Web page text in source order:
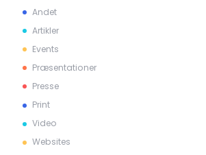
Andet
Artikler
Events
Præsentationer
Presse
Print
Video
Websites